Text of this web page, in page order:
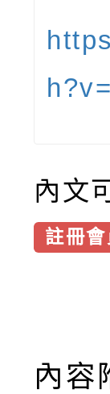
內文
註冊會
內容